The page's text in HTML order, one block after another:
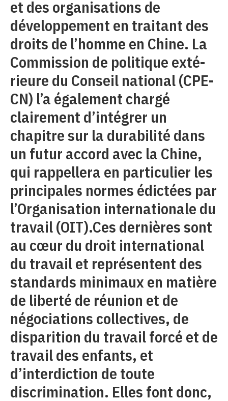
et des organisations de
développement en traitant des
droits de l’homme en Chine. La
Commission de politique exté-
rieure du Conseil national (CPE-
CN) l’a également chargé
clairement d’intégrer un
chapitre sur la durabilité dans
un futur accord avec la Chine,
qui rappellera en particulier les
principales normes édictées par
l’Organisation internationale du
travail (OIT).Ces dernières sont
au cœur du droit international
du travail et représentent des
standards minimaux en matière
de liberté de réunion et de
négociations collectives, de
disparition du travail forcé et de
travail des enfants, et
d’interdiction de toute
discrimination. Elles font donc,